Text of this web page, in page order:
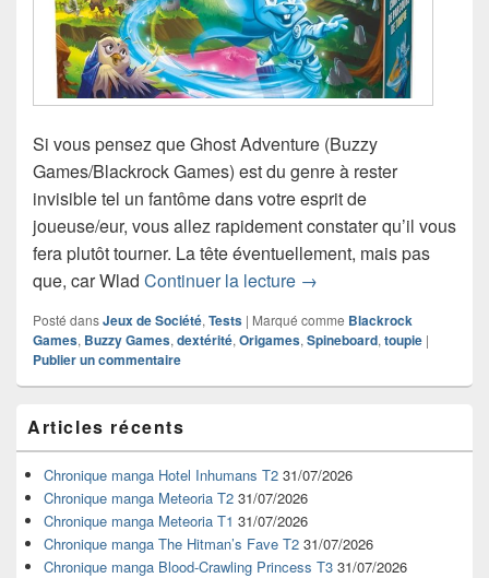
Si vous pensez que Ghost Adventure (Buzzy
Games/Blackrock Games) est du genre à rester
invisible tel un fantôme dans votre esprit de
joueuse/eur, vous allez rapidement constater qu’il vous
fera plutôt tourner. La tête éventuellement, mais pas
que, car Wlad Continuer la lecture Test du jeu de société
→
Posté dansJeux de Société, Tests | Marqué comme Blackrock
Games, Buzzy Games, dextérité, Origames, Spineboard, toupie |
Publier un commentaire
principale
de
widget
pour
barre
latérale
Articles récents
Chronique manga Hotel Inhumans T2 31/07/2026
Chronique manga Meteoria T2 31/07/2026
Chronique manga Meteoria T1 31/07/2026
Chronique manga The Hitman’s Fave T2 31/07/2026
Chronique manga Blood-Crawling Princess T3 31/07/2026